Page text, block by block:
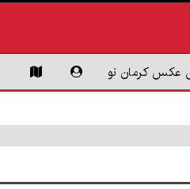
عکس کرمان نو